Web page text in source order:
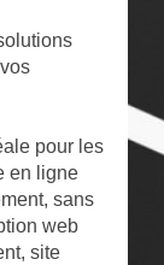
pour les
en ligne
sans
web
site